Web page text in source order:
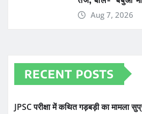
Aug 7, 2026
RECENT POSTS
JPSC परीक्षा में कथित गड़बड़ी का मामला